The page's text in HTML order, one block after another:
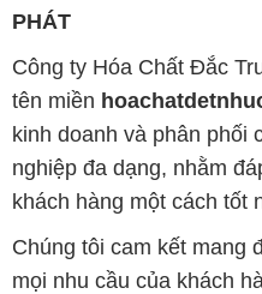
PHÁT
Công ty Hóa Chất Đắc
tên miền
kinh doanh và phân phối
nghiệp đa dạng, nhằm
khách hàng một cách tốt
Chúng tôi cam kết mang
mọi nhu cầu của khách